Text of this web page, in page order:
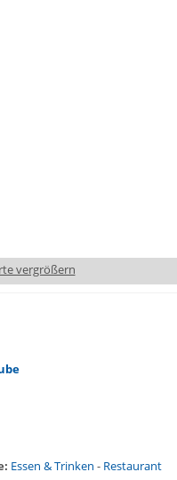
vergrößern
Essen & Trinken - Restaurant